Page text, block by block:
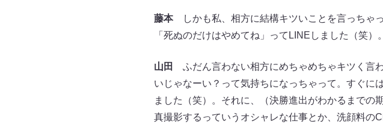
藤本しかも私、相方に結構キツいことを言っちゃ
「死ぬのだけはやめてね」ってLINEしました（笑）。
山田
ふだん言わない相方にめちゃめちゃキツく言
いじゃなーい？って気持ちになっちゃって。すぐに
ました（笑）。それに、（決勝進出がわかるまでの
真撮影するっていうオシャレな仕事とか、洗顔料の